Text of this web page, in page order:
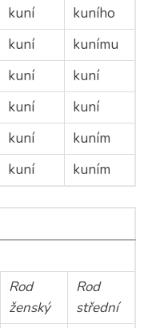
kuní
kuního
kuní
kunímu
kuní
kuní
kuní
kuní
kuní
kuním
kuní kuním
Rod
ženský
Rod
střední